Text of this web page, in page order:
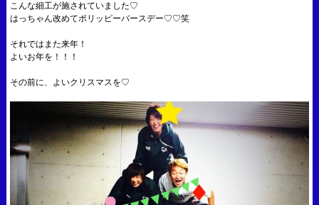
こんな細工が施されていました♡
はっちゃん改めてポリッピーバースデー♡♡笑
それではまた来年！
よいお年を！！！
その前に、よいクリスマスを♡